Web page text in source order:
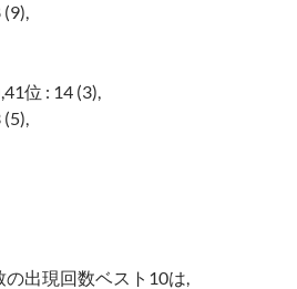
(9),
位 : 14 (3),
(5),
出現回数ベスト10は,